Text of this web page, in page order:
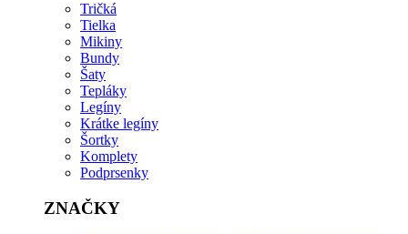
Tričká
Tielka
Mikiny
Bundy
Šaty
Tepláky
Legíny
Krátke legíny
Šortky
Komplety
Podprsenky
ZNAČKY